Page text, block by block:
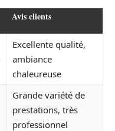
Avis clients
Excellente qualité,
ambiance
chaleureuse
Grande variété de
prestations, très
professionnel